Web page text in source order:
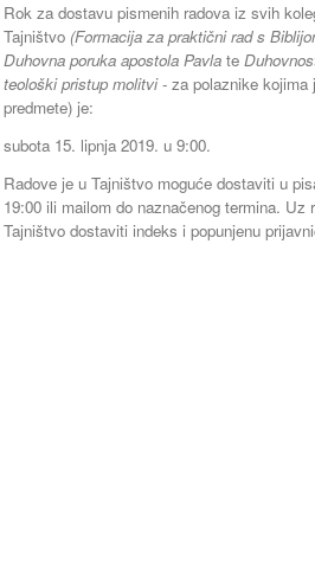
Rok za dostavu pismenih radova iz svih
Tajništvo (Formacija za praktični rad s
Duhovna poruka apostola Pavla te
teološki pristup molitvi- za polaznike kojima
predmete) je:
subota 15. lipnja 2019. u 9:00.
Radove je u Tajništvo moguće dostaviti u
19:00 ili mailom do naznačenog termina. Uz
Tajništvo dostaviti indeks i popunjenu